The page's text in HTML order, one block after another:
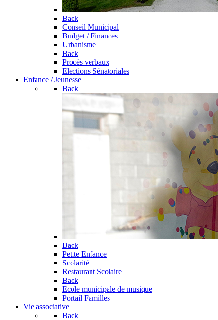
Back
Conseil Municipal
Budget / Finances
Urbanisme
Back
Procès verbaux
Elections Sénatoriales
Enfance / Jeunesse
Back
Back
Petite Enfance
Scolarité
Restaurant Scolaire
Back
Ecole municipale de musique
Portail Familles
Vie associative
Back